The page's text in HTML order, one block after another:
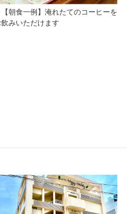
【朝食一例】淹れたてのコーヒーを
飲みいただけます